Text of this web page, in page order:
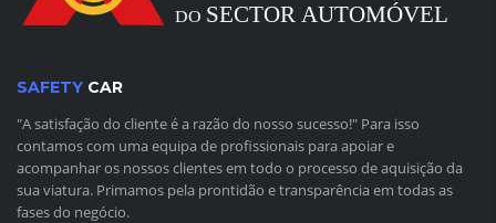
SAFETY CAR
"A satisfação do cliente é a razão do nosso sucesso!" Para isso
contamos com uma equipa de profissionais para apoiar e
acompanhar os nossos clientes em todo o processo de aquisição da
sua viatura. Primamos pela prontidão e transparência em todas as
fases do negócio.